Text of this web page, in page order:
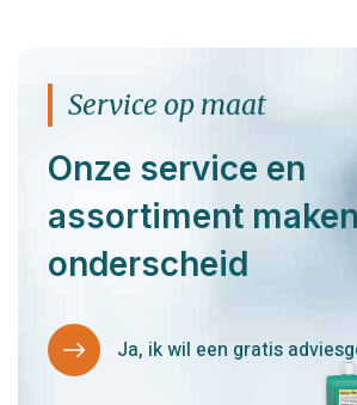
Service op maat
Onze service en
assortiment
onderscheid
Ja, ik wil een gratis